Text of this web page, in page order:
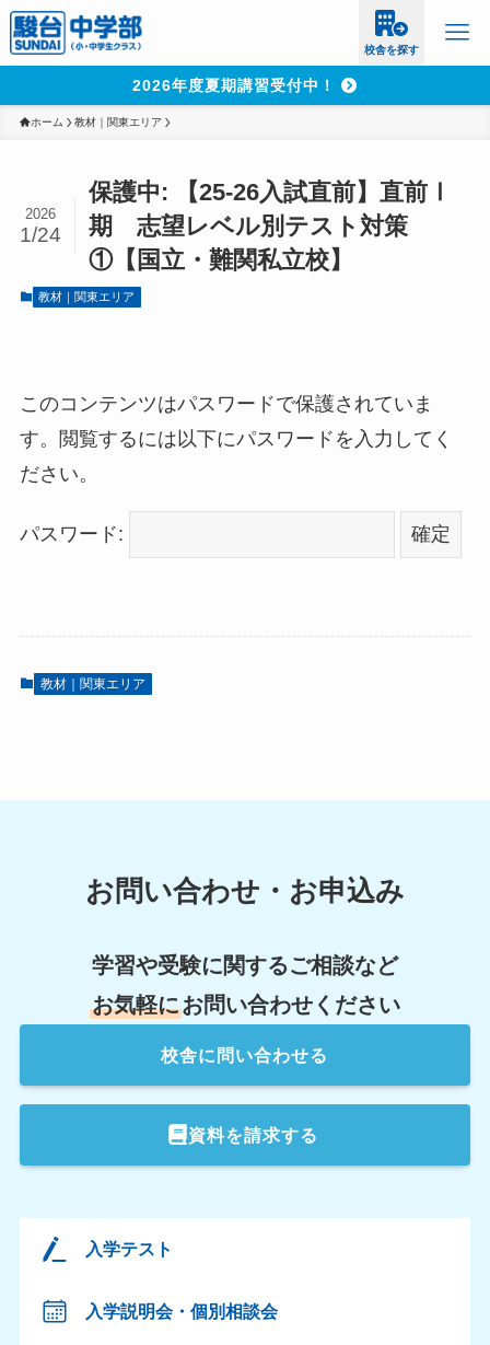
校舎を探す
2026年度夏期講習受付中！
ホーム 教材｜関東エリア
保護中: 【25-26入試直前】直前Ⅰ
期 志望レベル別テスト対策
①【国立・難関私立校】
2026
1/24
教材｜関東エリア
このコンテンツはパスワードで保護されていま
す。閲覧するには以下にパスワードを入力してく
ださい。
パスワード:
教材｜関東エリア
お問い合わせ・お申込み
学習や受験に関するご相談など
お気軽にお問い合わせください
校舎に問い合わせる
資料を請求する
入学テスト
入学説明会・個別相談会